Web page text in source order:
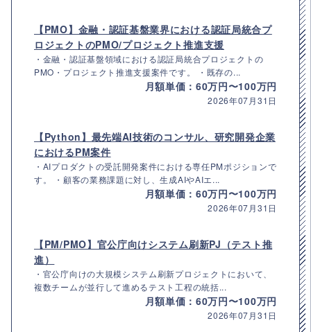
【PMO】金融・認証基盤業界における認証局統合プ
ロジェクトのPMO/プロジェクト推進支援
・金融・認証基盤領域における認証局統合プロジェクトの
PMO・プロジェクト推進支援案件です。 ・既存の...
月額単価：60万円〜100万円
2026年07月31日
【Python】最先端AI技術のコンサル、研究開発企業
におけるPM案件
・AIプロダクトの受託開発案件における専任PMポジションで
す。 ・顧客の業務課題に対し、生成AIやAIエ...
月額単価：60万円〜100万円
2026年07月31日
【PM/PMO】官公庁向けシステム刷新PJ（テスト推
進）
・官公庁向けの大規模システム刷新プロジェクトにおいて、
複数チームが並行して進めるテスト工程の統括...
月額単価：60万円〜100万円
2026年07月31日